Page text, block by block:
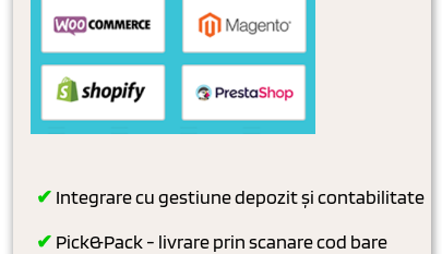
✔ Integrare cu gestiune depozit și contabilitate
✔ Pick&Pack - livrare prin scanare cod bare